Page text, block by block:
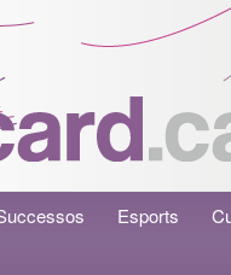
Esports